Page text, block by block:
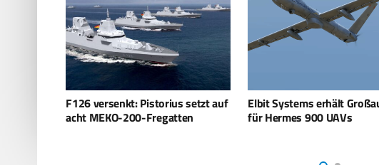
Elbit Systems erhält Großauftrag
für Hermes 900 UAVs
Seit heute ist TKMS an
Frankfurter Börse gelistet